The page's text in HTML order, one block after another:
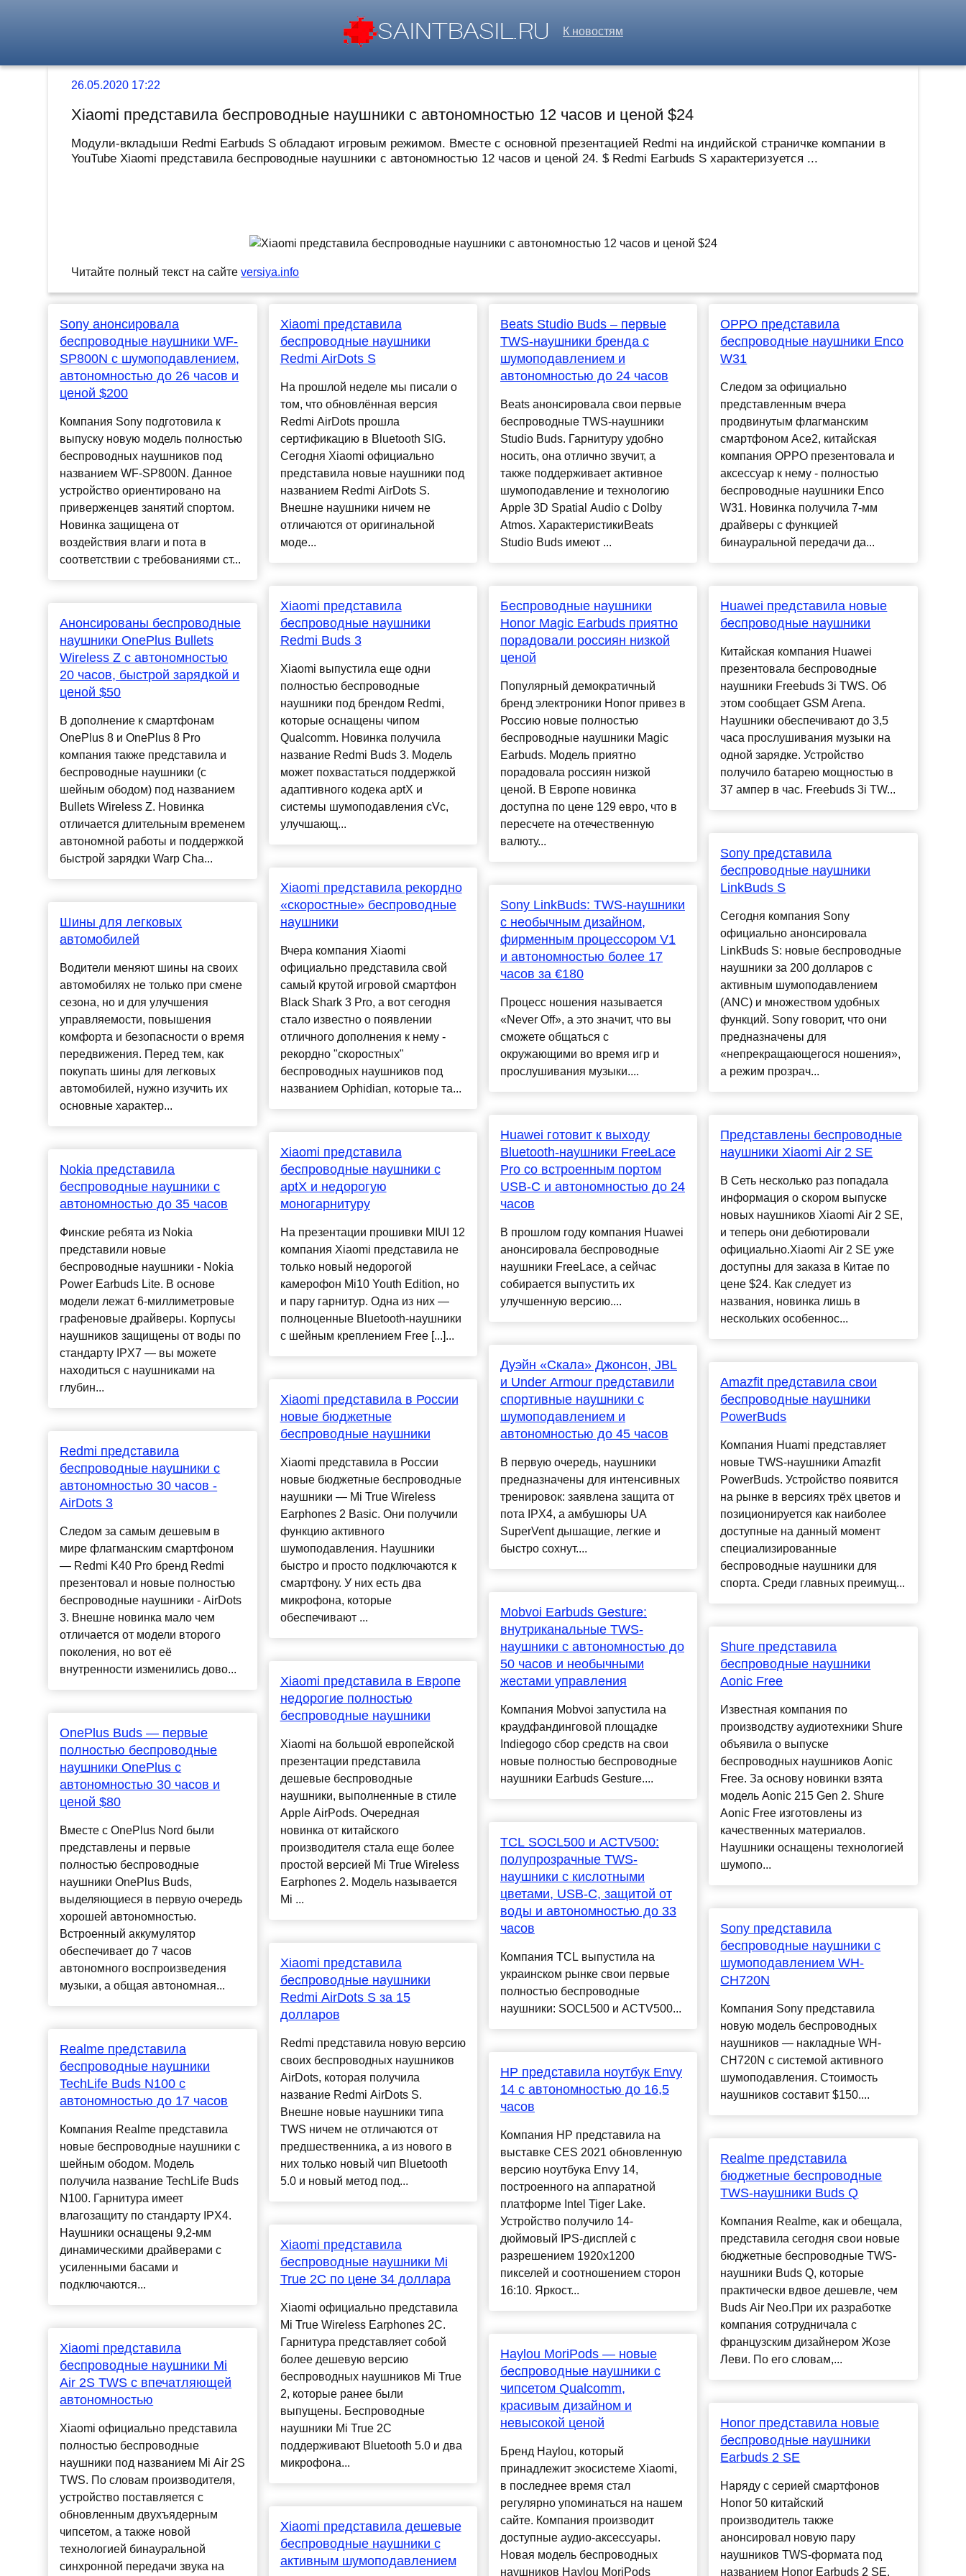
К новостям
26.05.2020 17:22
Xiaomi представила беспроводные наушники с автономностью 12 часов и ценой $24
Модули-вкладыши Redmi Earbuds S обладают игровым режимом. Вместе с основной презентацией Redmi на индийской страничке компании в
YouTube Xiaomi представила беспроводные наушники с автономностью 12 часов и ценой 24. $ Redmi Earbuds S характеризуется ...
Читайте полный текст на сайтеversiya.info
Sony анонсировала
беспроводные наушники WF-
SP800N с шумоподавлением,
автономностью до 26 часов и
ценой $200
Компания Sony подготовила к
выпуску новую модель полностью
беспроводных наушников под
названием WF-SP800N. Данное
устройство ориентировано на
приверженцев занятий спортом.
Новинка защищена от
воздействия влаги и пота в
соответствии с требованиями ст...
Анонсированы беспроводные
наушники OnePlus Bullets
Wireless Z с автономностью
20 часов, быстрой зарядкой и
ценой $50
В дополнение к смартфонам
OnePlus 8 и OnePlus 8 Pro
компания также представила и
беспроводные наушники (с
шейным ободом) под названием
Bullets Wireless Z. Новинка
отличается длительным временем
автономной работы и поддержкой
быстрой зарядки Warp Cha...
Шины для легковых
автомобилей
Водители меняют шины на своих
автомобилях не только при смене
сезона, но и для улучшения
управляемости, повышения
комфорта и безопасности о время
передвижения. Перед тем, как
покупать шины для легковых
автомобилей, нужно изучить их
основные характер...
Nokia представила
беспроводные наушники с
автономностью до 35 часов
Финские ребята из Nokia
представили новые
беспроводные наушники - Nokia
Power Earbuds Lite. В основе
модели лежат 6-миллиметровые
графеновые драйверы. Корпусы
наушников защищены от воды по
стандарту IPX7 — вы можете
находиться с наушниками на
глубин...
Redmi представила
беспроводные наушники с
автономностью 30 часов -
AirDots 3
Следом за самым дешевым в
мире флагманским смартфоном
— Redmi K40 Pro бренд Redmi
презентовал и новые полностью
беспроводные наушники - AirDots
3. Внешне новинка мало чем
отличается от модели второго
поколения, но вот её
внутренности изменились дово...
OnePlus Buds — первые
полностью беспроводные
наушники OnePlus с
автономностью 30 часов и
ценой $80
Вместе с OnePlus Nord были
представлены и первые
полностью беспроводные
наушники OnePlus Buds,
выделяющиеся в первую очередь
хорошей автономностью.
Встроенный аккумулятор
обеспечивает до 7 часов
автономного воспроизведения
музыки, а общая автономная...
Realme представила
беспроводные наушники
TechLife Buds N100 с
автономностью до 17 часов
Компания Realme представила
новые беспроводные наушники с
шейным ободом. Модель
получила название TechLife Buds
N100. Гарнитура имеет
влагозащиту по стандарту IPX4.
Наушники оснащены 9,2-мм
динамическими драйверами с
усиленными басами и
подключаются...
Xiaomi представила
беспроводные наушники Mi
Air 2S TWS с впечатляющей
автономностью
Xiaomi официально представила
полностью беспроводные
наушники под названием Mi Air 2S
TWS. По словам производителя,
устройство поставляется с
обновленным двухъядерным
чипсетом, а также новой
технологией бинауральной
синхронной передачи звука на
Xiaomi представила
беспроводные наушники
Redmi AirDots S
На прошлой неделе мы писали о
том, что обновлённая версия
Redmi AirDots прошла
сертификацию в Bluetooth SIG.
Сегодня Xiaomi официально
представила новые наушники под
названием Redmi AirDots S.
Внешне наушники ничем не
отличаются от оригинальной
моде...
Xiaomi представила
беспроводные наушники
Redmi Buds 3
Xiaomi выпустила еще одни
полностью беспроводные
наушники под брендом Redmi,
которые оснащены чипом
Qualcomm. Новинка получила
название Redmi Buds 3. Модель
может похвастаться поддержкой
адаптивного кодека aptX и
системы шумоподавления cVc,
улучшающ...
Xiaomi представила рекордно
«скоростные» беспроводные
наушники
Вчера компания Xiaomi
официально представила свой
самый крутой игровой смартфон
Black Shark 3 Pro, а вот сегодня
стало известно о появлении
отличного дополнения к нему -
рекордно "скоростных"
беспроводных наушников под
названием Ophidian, которые та...
Xiaomi представила
беспроводные наушники с
aptX и недорогую
моногарнитуру
На презентации прошивки MIUI 12
компания Xiaomi представила не
только новый недорогой
камерофон Mi10 Youth Edition, но
и пару гарнитур. Одна из них —
полноценные Bluetooth-наушники
с шейным креплением Free [...]...
Xiaomi представила в России
новые бюджетные
беспроводные наушники
Xiaomi представила в России
новые бюджетные беспроводные
наушники — Mi True Wireless
Earphones 2 Basic. Они получили
функцию активного
шумоподавления. Наушники
быстро и просто подключаются к
смартфону. У них есть два
микрофона, которые
обеспечивают ...
Xiaomi представила в Европе
недорогие полностью
беспроводные наушники
Xiaomi на большой европейской
презентации представила
дешевые беспроводные
наушники, выполненные в стиле
Apple AirPods. Очередная
новинка от китайского
производителя стала еще более
простой версией Mi True Wireless
Earphones 2. Модель называется
Mi ...
Xiaomi представила
беспроводные наушники
Redmi AirDots S за 15
долларов
Redmi представила новую версию
своих беспроводных наушников
AirDots, которая получила
название Redmi AirDots S.
Внешне новые наушники типа
TWS ничем не отличаются от
предшественника, а из нового в
них только новый чип Bluetooth
5.0 и новый метод под...
Xiaomi представила
беспроводные наушники Mi
True 2C по цене 34 доллара
Xiaomi официально представила
Mi True Wireless Earphones 2C.
Гарнитура представляет собой
более дешевую версию
беспроводных наушников Mi True
2, которые ранее были
выпущены. Беспроводные
наушники Mi True 2C
поддерживают Bluetooth 5.0 и два
микрофона...
Xiaomi представила дешевые
беспроводные наушники с
активным шумоподавлением
Beats Studio Buds – первые
TWS-наушники бренда с
шумоподавлением и
автономностью до 24 часов
Beats анонсировала свои первые
беспроводные TWS-наушники
Studio Buds. Гарнитуру удобно
носить, она отлично звучит, а
также поддерживает активное
шумоподавление и технологию
Apple 3D Spatial Audio с Dolby
Atmos. ХарактеристикиBeats
Studio Buds имеют ...
Беспроводные наушники
Honor Magic Earbuds приятно
порадовали россиян низкой
ценой
Популярный демократичный
бренд электроники Honor привез в
Россию новые полностью
беспроводные наушники Magic
Earbuds. Модель приятно
порадовала россиян низкой
ценой. В Европе новинка
доступна по цене 129 евро, что в
пересчете на отечественную
валюту...
Sony LinkBuds: TWS-наушники
с необычным дизайном,
фирменным процессором V1
и автономностью более 17
часов за €180
Процесс ношения называется
«Never Off», а это значит, что вы
сможете общаться с
окружающими во время игр и
прослушивания музыки....
Huawei готовит к выходу
Bluetooth-наушники FreeLace
Pro со встроенным портом
USB-C и автономностью до 24
часов
В прошлом году компания Huawei
анонсировала беспроводные
наушники FreeLace, а сейчас
собирается выпустить их
улучшенную версию....
Дуэйн «Скала» Джонсон, JBL
и Under Armour представили
спортивные наушники с
шумоподавлением и
автономностью до 45 часов
В первую очередь, наушники
предназначены для интенсивных
тренировок: заявлена защита от
пота IPX4, а амбушюры UA
SuperVent дышащие, легкие и
быстро сохнут....
Mobvoi Earbuds Gesture:
внутриканальные TWS-
наушники с автономностью до
50 часов и необычными
жестами управления
Компания Mobvoi запустила на
краудфандинговой площадке
Indiegogo сбор средств на свои
новые полностью беспроводные
наушники Earbuds Gesture....
TCL SOCL500 и ACTV500:
полупрозрачные TWS-
наушники с кислотными
цветами, USB-C, защитой от
воды и автономностью до 33
часов
Компания TCL выпустила на
украинском рынке свои первые
полностью беспроводные
наушники: SOCL500 и ACTV500...
HP представила ноутбук Envy
14 с автономностью до 16,5
часов
Компания HP представила на
выставке CES 2021 обновленную
версию ноутбука Envy 14,
построенного на аппаратной
платформе Intel Tiger Lake.
Устройство получило 14-
дюймовый IPS-дисплей с
разрешением 1920х1200
пикселей и соотношением сторон
16:10. Яркост...
Haylou MoriPods — новые
беспроводные наушники с
чипсетом Qualcomm,
красивым дизайном и
невысокой ценой
Бренд Haylou, который
принадлежит экосистеме Xiaomi,
в последнее время стал
регулярно упоминаться на нашем
сайте. Компания производит
доступные аудио-аксессуары.
Новая модель беспроводных
наушников Haylou MoriPods
OPPO представила
беспроводные наушники Enco
W31
Следом за официально
представленным вчера
продвинутым флагманским
смартфоном Ace2, китайская
компания OPPO презентовала и
аксессуар к нему - полностью
беспроводные наушники Enco
W31. Новинка получила 7-мм
драйверы с функцией
бинауральной передачи да...
Huawei представила новые
беспроводные наушники
Китайская компания Huawei
презентовала беспроводные
наушники Freebuds 3i TWS. Об
этом сообщает GSM Arena.
Наушники обеспечивают до 3,5
часа прослушивания музыки на
одной зарядке. Устройство
получило батарею мощностью в
37 ампер в час. Freebuds 3i TW...
Sony представила
беспроводные наушники
LinkBuds S
Сегодня компания Sony
официально анонсировала
LinkBuds S: новые беспроводные
наушники за 200 долларов с
активным шумоподавлением
(ANC) и множеством удобных
функций. Sony говорит, что они
предназначены для
«непрекращающегося ношения»,
а режим прозрач...
Представлены беспроводные
наушники Xiaomi Air 2 SE
В Сеть несколько раз попадала
информация о скором выпуске
новых наушников Xiaomi Air 2 SE,
и теперь они дебютировали
официально.Xiaomi Air 2 SE уже
доступны для заказа в Китае по
цене $24. Как следует из
названия, новинка лишь в
нескольких особеннос...
Amazfit представила свои
беспроводные наушники
PowerBuds
Компания Huami представляет
новые TWS-наушники Amazfit
PowerBuds. Устройство появится
на рынке в версиях трёх цветов и
позиционируется как наиболее
доступные на данный момент
специализированные
беспроводные наушники для
спорта. Среди главных преимущ...
Shure представила
беспроводные наушники
Aonic Free
Известная компания по
производству аудиотехники Shure
объявила о выпуске
беспроводных наушников Aonic
Free. За основу новинки взята
модель Aonic 215 Gen 2. Shure
Aonic Free изготовлены из
качественных материалов.
Наушники оснащены технологией
шумопо...
Sony представила
беспроводные наушники с
шумоподавлением WH-
CH720N
Компания Sony представила
новую модель беспроводных
наушников — накладные WH-
CH720N с системой активного
шумоподавления. Стоимость
наушников составит $150....
Realme представила
бюджетные беспроводные
TWS-наушники Buds Q
Компания Realme, как и обещала,
представила сегодня свои новые
бюджетные беспроводные TWS-
наушники Buds Q, которые
практически вдвое дешевле, чем
Buds Air Neo.При их разработке
компания сотрудничала с
французским дизайнером Жозе
Леви. По его словам,...
Honor представила новые
беспроводные наушники
Earbuds 2 SE
Наряду с серией смартфонов
Honor 50 китайский
производитель также
анонсировал новую пару
наушников TWS-формата под
названием Honor Earbuds 2 SE.